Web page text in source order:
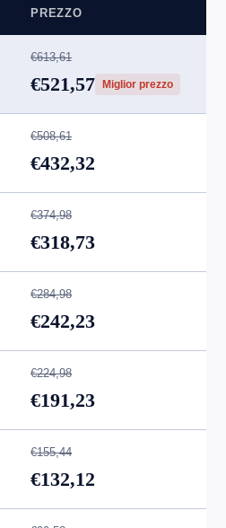
PREZZO
€613,61
€521,57 Miglior prezzo
€508,61
€432,32
€374,98
€318,73
€284,98
€242,23
€224,98
€191,23
€155,44
€132,12